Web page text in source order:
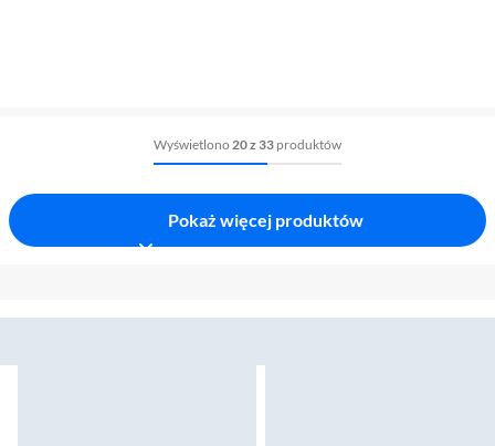
Wyświetlono 20 z 33 produktów
Pokaż więcej produktów